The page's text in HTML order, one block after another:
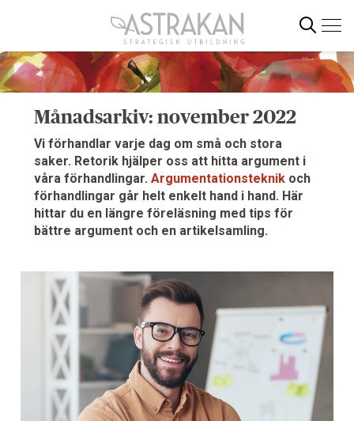
till
innehållet
Sök
Månadsarkiv: november 2022
Vi förhandlar varje dag om små och stora
saker. Retorik hjälper oss att hitta argument i
våra förhandlingar. Argumentationsteknikoch
förhandlingar går helt enkelt hand i hand. Här
hittar du en längre föreläsning med tips för
bättre argument och en artikelsamling.